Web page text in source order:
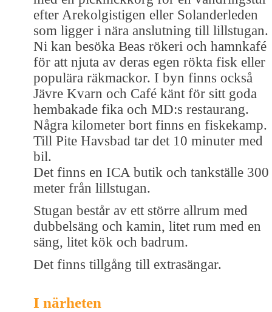
efter Arekolgistigen eller Solanderleden
som ligger i nära anslutning till lillstugan.
Ni kan besöka Beas rökeri och hamnkafé
för att njuta av deras egen rökta fisk eller
populära räkmackor. I byn finns också
Jävre Kvarn och Café känt för sitt goda
hembakade fika och MD:s restaurang.
Några kilometer bort finns en fiskekamp.
Till Pite Havsbad tar det 10 minuter med
bil.
Det finns en ICA butik och tankställe 300
meter från lillstugan.
Stugan består av ett större allrum med
dubbelsäng och kamin, litet rum med en
säng, litet kök och badrum.
Det finns tillgång till extrasängar.
I närheten